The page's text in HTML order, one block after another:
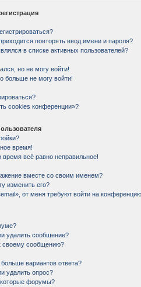
повторять ввод имени и пароля?
в списке активных пользователей?
но не могу войти!
больше не могу войти!
cookies конференции»?
время!
всё равно неправильное!
вместе со своим именем?
изменить его?
от меня требуют войти на
удалить сообщение?
своему сообщению?
вариантов ответа?
удалить опрос?
форумы?